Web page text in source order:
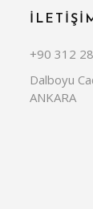
+90 312
Dalboyu
ANKARA